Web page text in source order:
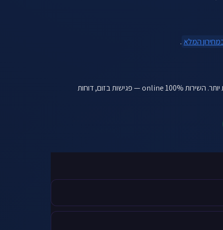
המלא .
, אבל אנחנו עובדים גם עם עסקים בערים קטנות יותר. השירות 100% online — פגישות בזום, דוחות